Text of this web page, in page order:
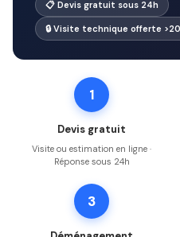
📋 Devis gratuit sous 24h
🔒 Visite technique offerte
1
Devis gratuit
Visite ou estimation en ligne ·
Réponse sous 24h
3